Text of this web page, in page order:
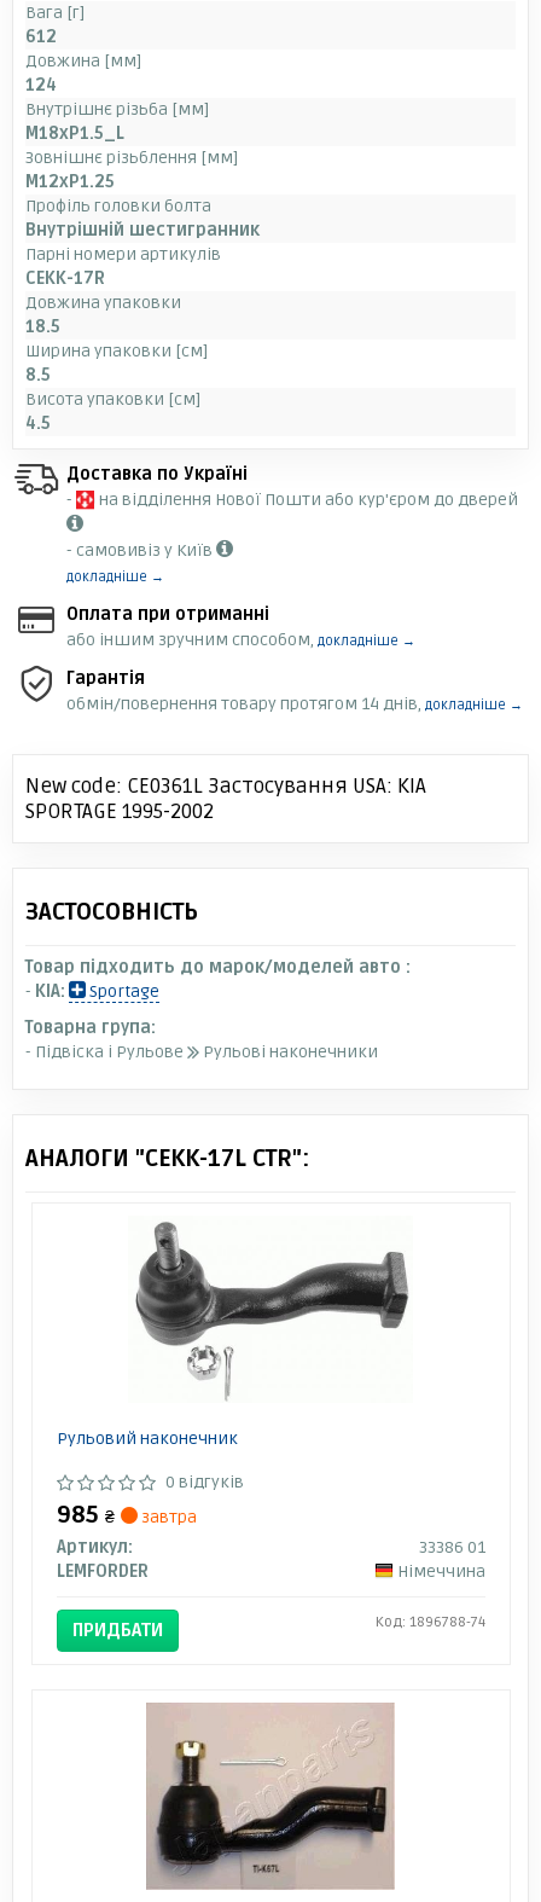
Вага [г]
612
Довжина [мм]
124
Внутрішнє різьба [мм]
M18xP1.5_L
Зовнішнє різьблення [мм]
M12xP1.25
Профіль головки болта
Внутрішній шестигранник
Парні номери артикулів
CEKK-17R
Довжина упаковки
18.5
Ширина упаковки [см]
8.5
Висота упаковки [см]
4.5
Доставка по Україні
-
на відділення Нової Пошти або кур'єром до дверей
- самовивіз у Київ
докладніше →
Оплата при отриманні
або іншим зручним способом, докладніше →
Гарантія
обмін/повернення товару протягом 14 днів, докладніше →
New code: CE0361L Застосування USA: KIA
SPORTAGE 1995-2002
ЗАСТОСОВНІСТЬ
Товар підходить до марок/моделей авто :
- KIA:
Sportage
Товарна група:
- Підвіска і Рульове
Рульові наконечники
АНАЛОГИ "CEKK-17L CTR":
Рульовий наконечник
0 відгуків
985 ₴
завтра
Артикул:
33386 01
LEMFORDER
Німеччина
ПРИДБАТИ Код: 1896788-74